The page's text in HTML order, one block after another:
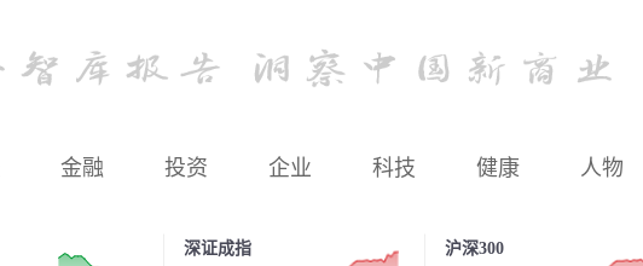
金融 投资 企业 科技 健康 人物
深证成指 沪深300